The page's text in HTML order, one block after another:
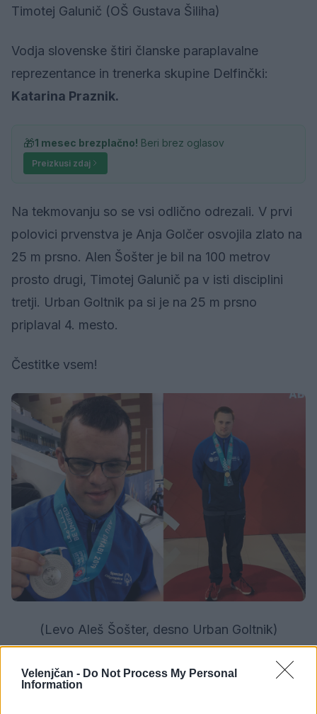
Velenjčan - Do Not Process My Personal
Information
Timotej Galunič (OŠ Gustava Šiliha)
Vodja slovenske štiri članske paraplavalne
reprezentance in trenerka skupine Delfinčki:
Katarina Praznik.
🎁1 mesec brezplačno! Beri brez oglasov
Preizkusi zdaj
Na tekmovanju so se vsi odlično odrezali. V prvi
polovici prvenstva je Anja Golčer osvojila zlato na
25 m prsno. Alen Šošter je bil na 100 metrov
prosto drugi, Timotej Galunič pa v isti disciplini
tretji. Urban Goltnik pa si je na 25 m prsno
priplaval 4. mesto.
Čestitke vsem!
(Levo Aleš Šošter, desno Urban Goltnik)